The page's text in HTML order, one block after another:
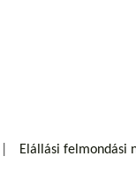
Elállási felmondási